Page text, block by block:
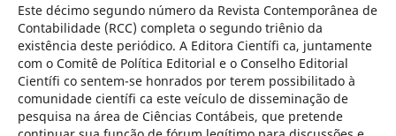
Este décimo segundo número da Revista Contemporânea de
Contabilidade (RCC) completa o segundo triênio da
existência deste periódico. A Editora Científi ca, juntamente
com o Comitê de Política Editorial e o Conselho Editorial
Científi co sentem-se honrados por terem possibilitado à
comunidade científi ca este veículo de disseminação de
pesquisa na área de Ciências Contábeis, que pretende